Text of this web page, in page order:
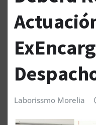
Laborissmo Morelia